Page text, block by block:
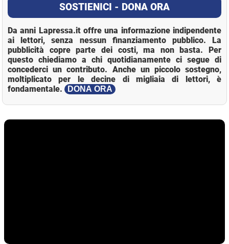
SOSTIENICI - DONA ORA
Da anni Lapressa.it offre una informazione indipendente
ai lettori, senza nessun finanziamento pubblico. La
pubblicità copre parte dei costi, ma non basta. Per
questo chiediamo a chi quotidianamente ci segue di
concederci un contributo. Anche un piccolo sostegno,
moltiplicato per le decine di migliaia di lettori, è
fondamentale.
DONA ORA